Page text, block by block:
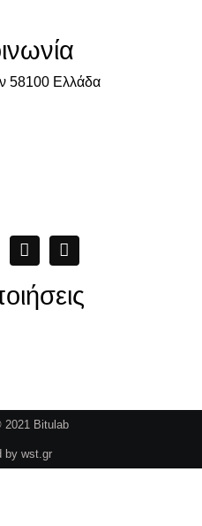
58100 Ελλάδα
2021 Bitulab
by wst.gr